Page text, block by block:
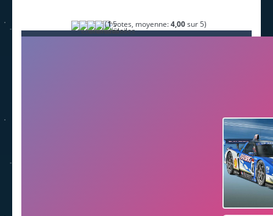
(1votes, moyenne:4,00sur 5)